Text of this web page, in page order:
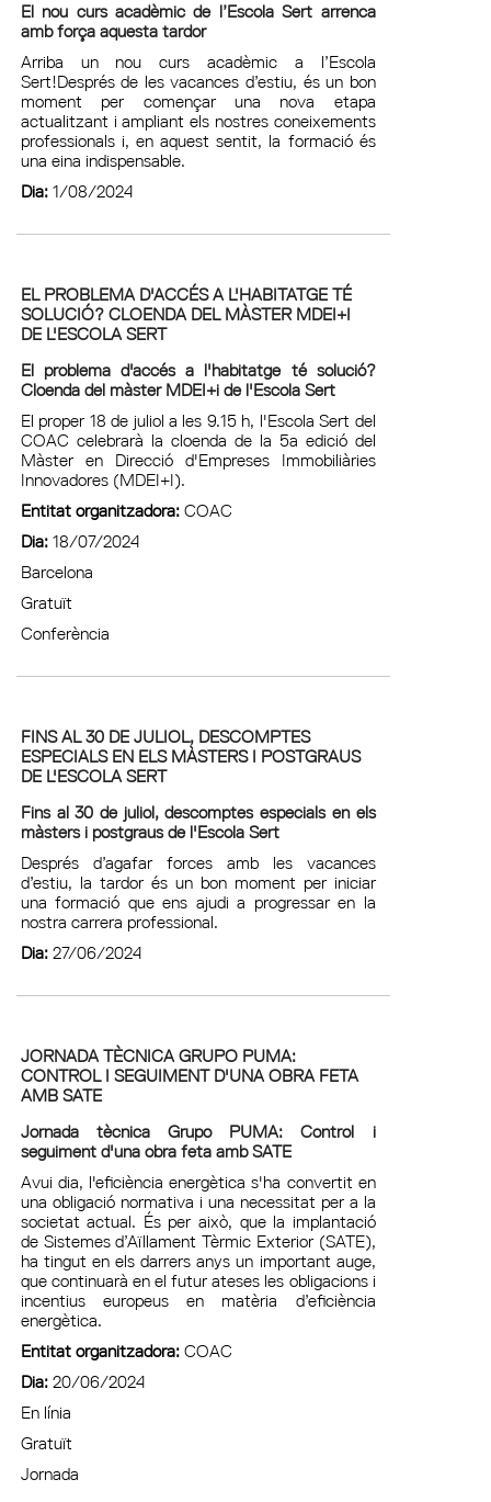
El nou curs acadèmic de l’Escola Sert arrenca
amb força aquesta tardor
Arriba un nou curs acadèmic a l’Escola
Sert!Després de les vacances d’estiu, és un bon
moment per començar una nova etapa
actualitzant i ampliant els nostres coneixements
professionals i, en aquest sentit, la formació és
una eina indispensable.
Dia:1/08/2024
EL PROBLEMA D'ACCÉS A L'HABITATGE TÉ
SOLUCIÓ? CLOENDA DEL MÀSTER MDEI+I
DE L'ESCOLA SERT
El problema d'accés a l'habitatge té solució?
Cloenda del màster MDEI+i de l'Escola Sert
El proper 18 de juliol a les 9.15 h, l'Escola Sert del
COAC celebrarà la cloenda de la 5a edició del
Màster en Direcció d'Empreses Immobiliàries
Innovadores (MDEI+I).
Entitat organitzadora:COAC
Dia:18/07/2024
Barcelona
Gratuït
Conferència
FINS AL 30 DE JULIOL, DESCOMPTES
ESPECIALS EN ELS MÀSTERS I POSTGRAUS
DE L'ESCOLA SERT
Fins al 30 de juliol, descomptes especials en els
màsters i postgraus de l'Escola Sert
Després d’agafar forces amb les vacances
d’estiu, la tardor és un bon moment per iniciar
una formació que ens ajudi a progressar en la
nostra carrera professional.
Dia:27/06/2024
JORNADA TÈCNICA GRUPO PUMA:
CONTROL I SEGUIMENT D'UNA OBRA FETA
AMB SATE
Jornada tècnica Grupo PUMA: Control i
seguiment d'una obra feta amb SATE
Avui dia, l'eficiència energètica s'ha convertit en
una obligació normativa i una necessitat per a la
societat actual. És per això, que la implantació
de Sistemes d’Aïllament Tèrmic Exterior (SATE),
ha tingut en els darrers anys un important auge,
que continuarà en el futur ateses les obligacions i
incentius europeus en matèria d’eficiència
energètica.
Entitat organitzadora:COAC
Dia:20/06/2024
En línia
Gratuït
Jornada